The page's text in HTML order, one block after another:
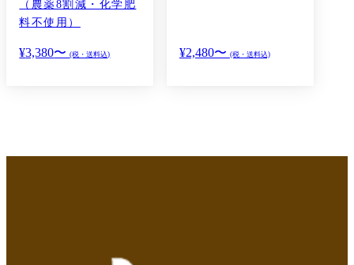
（農薬8割減・化学肥
料不使用）
¥3,380〜(税・送料込) ¥2,480〜 (税・送料込)